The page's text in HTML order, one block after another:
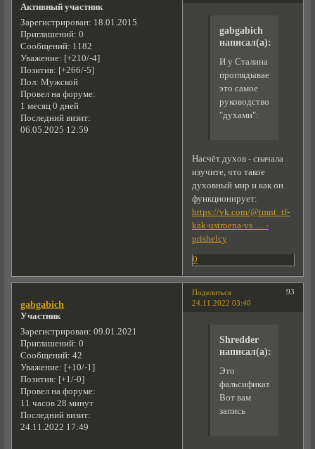
Активный участник
Зарегистрирован: 18.01.2015
Приглашений: 0
Сообщений: 1182
Уважение: [+210/-4]
Позитив: [+266/-5]
Пол: Мужской
Провел на форуме:
1 месяц 0 дней
Последний визит:
06.05.2025 12:59
gabgabich
написал(а):
И у Сталина
проглядывается
это самое
руководство
"духами":
Насчёт духов - сначала
изучите, что такое
духовный мир и как он
функционирует:
https://vk.com/@tmnt_tf-
kak-ustroena-vs … -
prishelcy
0
Поделиться
93
24.11.2022 03:40
gabgabich
Участник
Зарегистрирован: 09.01.2021
Приглашений: 0
Сообщений: 42
Уважение: [+10/-1]
Позитив: [+1/-0]
Провел на форуме:
11 часов 28 минут
Последний визит:
24.11.2022 17:49
Shredder
написал(а):
Это
фальсификат.
Вот вам
запись